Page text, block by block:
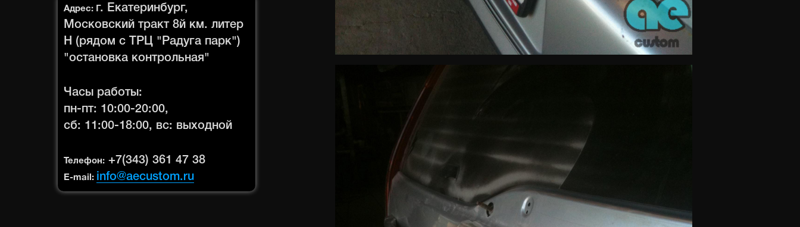
Адрес: г. Екатеринбург,
Московский тракт 8й км. литер
Н (рядом с ТРЦ "Радуга парк")
"остановка контрольная"
Часы работы:
пн-пт: 10:00-20:00,
сб: 11:00-18:00, вс: выходной
Телефон: +7(343) 361 47 38
E-mail: info@aecustom.ru